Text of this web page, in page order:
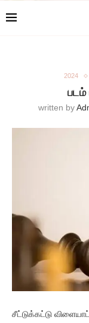
2024
படம்
written by
சீட்டுக்கட்டு